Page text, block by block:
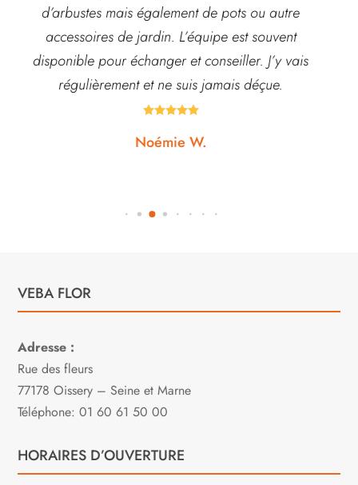
d’arbustes mais également de pots ou autre
accessoires de jardin. L’équipe est souvent
disponible pour échanger et conseiller. J’y vais
régulièrement et ne suis jamais déçue.

Noémie W.
VEBA FLOR
Adresse :
Rue des fleurs
77178 Oissery – Seine et Marne
Téléphone: 01 60 61 50 00
HORAIRES D’OUVERTURE